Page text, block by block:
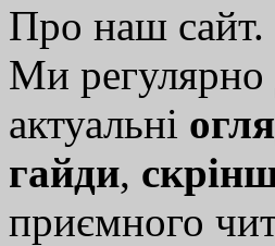
Про наш
Ми регулярно
актуальні
гайди,
приємного